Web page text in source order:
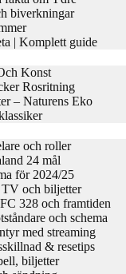
biverkningar
| Komplett guide
Konst
Rosritning
– Naturens Eko
och roller
24 mål
för 2024/25
och biljetter
328 och framtiden
och schema
med streaming
& resetips
biljetter